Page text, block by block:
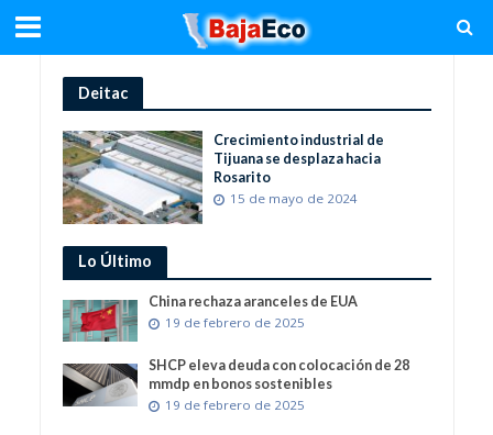
Deitac
Crecimiento industrial de
Tijuana se desplaza hacia
Rosarito
15 de mayo de 2024
Lo Último
China rechaza aranceles de EUA
19 de febrero de 2025
SHCP eleva deuda con colocación de 28
mmdp en bonos sostenibles
19 de febrero de 2025